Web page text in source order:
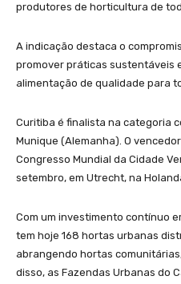
produtores de horticultura de
A indicação destaca o
promover práticas sustentáveis
alimentação de qualidade para
Curitiba é finalista na categoria
Munique (Alemanha). O
Congresso Mundial da Cidade
setembro, em Utrecht, na
Com um investimento contínuo
tem hoje 168 hortas urbanas
abrangendo hortas
disso, as Fazendas Urbanas do